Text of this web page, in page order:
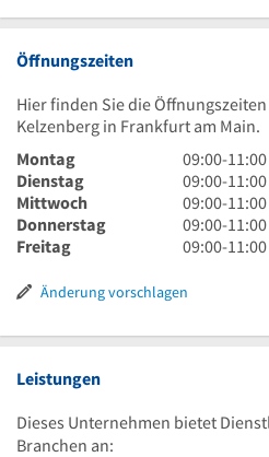
Öffnungszeiten
Hier finden Sie die
Kelzenberg in Frankfurt am Main.
Montag
9
Uhr
bis
11
Uhr
09:00-11:00
Dienstag
9
Uhr
bis
11
09:00-11:00
Mittwoch
9
Uhr
bis
Uhr
09:00-11:00
Donnerstag
9
Uhr
11
09:00-11:00
Freitag
9
bis
Uhr
09:00-11:00
Änderung vorschlagen
Leistungen
Dieses Unternehmen bietet
Branchen an: